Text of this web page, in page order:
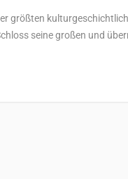
größten
seine großen und